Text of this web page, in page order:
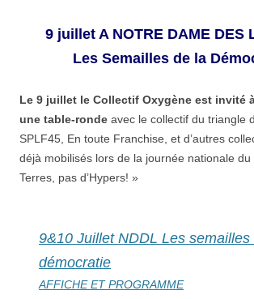
9 juillet A NOTRE DAME DES
Les Semailles de la
Le 9 juillet le Collectif Oxygène est invité
une table-ronde avec le collectif du triangle
SPLF45, En toute Franchise, et d’autres
déjà mobilisés lors de la journée nationale du
Terres, pas d’Hypers! »
9&10 Juillet NDDL Les semailles
démocratie
AFFICHE ET PROGRAMME